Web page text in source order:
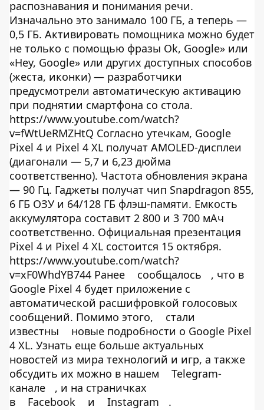
распознавания и понимания речи.
Изначально это занимало 100 ГБ, а теперь —
0,5 ГБ. Активировать помощника можно будет
не только с помощью фразы Ok, Google» или
«Hey, Google» или других доступных способов
(жеста, иконки) — разработчики
предусмотрели автоматическую активацию
при поднятии смартфона со стола.
https://www.youtube.com/watch?
v=fWtUeRMZHtQ Согласно утечкам, Google
Pixel 4 и Pixel 4 XL получат AMOLED-дисплеи
(диагонали — 5,7 и 6,23 дюйма
соответственно). Частота обновления экрана
— 90 Гц. Гаджеты получат чип Snapdragon 855,
6 ГБ ОЗУ и 64/128 ГБ флэш-памяти. Емкость
аккумулятора составит 2 800 и 3 700 мАч
соответственно. Официальная презентация
Pixel 4 и Pixel 4 XL состоится 15 октября.
https://www.youtube.com/watch?
v=xF0WhdYB744 Ранее
сообщалось
, что в
Google Pixel 4 будет приложение с
автоматической расшифровкой голосовых
сообщений. Помимо этого,
стали
известны
новые подробности о Google Pixel
4 XL. Узнать еще больше актуальных
новостей из мира технологий и игр, а также
обсудить их можно в нашем
Telegram-
канале
, и на страничках
в
Facebook и Instagram .